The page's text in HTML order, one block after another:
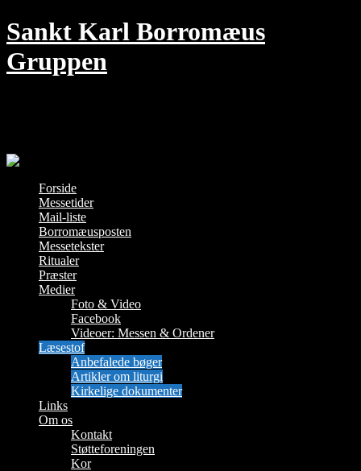
Skip
to
content
Sankt Karl Borromæus
Gruppen
Forside
Messetider
Mail-liste
Borromæusposten
Messetekster
Ritualer
Præster
Medier
Foto & Video
Facebook
Videoer: Messen & Ordener
Læsestof
Anbefalede bøger
Artikler om liturgi
Kirkelige dokumenter
Links
Om os
Kontakt
Støtteforeningen
Kor